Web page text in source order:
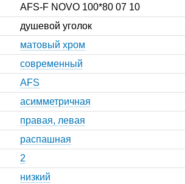
AFS-F NOVO 100*80 07 10
душевой уголок
матовый хром
современный
AFS
асимметричная
правая, левая
распашная
2
низкий